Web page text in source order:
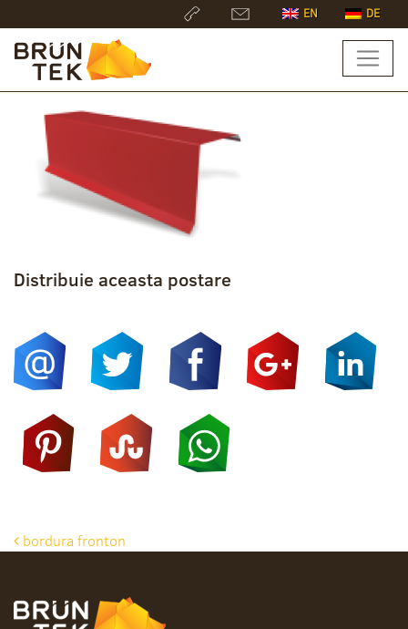
EN DE
Distribuie aceasta postare
Post
bordura fronton